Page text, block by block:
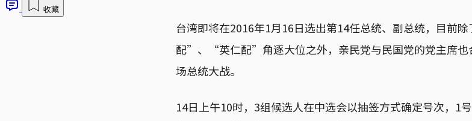
收藏
台湾即将在2016年1月16日选出第14任总统、副总统，目前
配”、“英仁配”角逐大位之外，亲民党与民国党的党主席
场总统大战。
14日上午10时，3组候选人在中选会以抽签方式确定号次，1